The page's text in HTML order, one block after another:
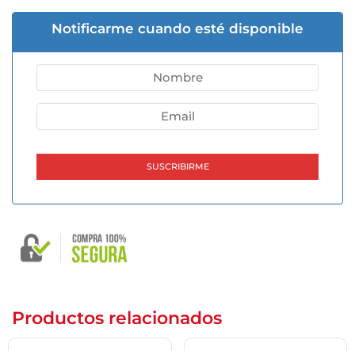
Notificarme cuando esté disponible
Productos relacionados